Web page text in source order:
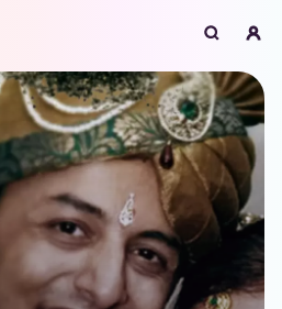
gaat ontdekken,
of hieronder één
browsers
Download
Download